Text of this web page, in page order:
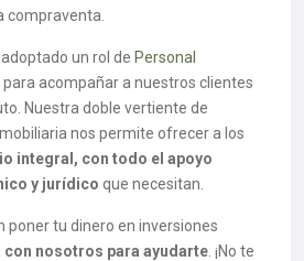
compraventa.
un rol de Personal
para acompañar a nuestros clientes
Nuestra doble vertiente de
nos permite ofrecer a los
integral, con todo el apoyo
y jurídico que necesitan.
poner tu dinero en inversiones
con nosotros para ayudarte . ¡No te